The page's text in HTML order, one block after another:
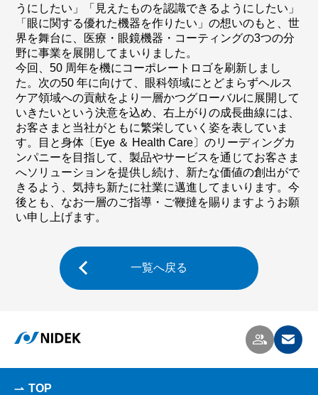
うにしたい」「見えたものを認識できるようにしたい」
「眼に関する優れた機器を作りたい」の想いのもと、世
界を舞台に、医療・眼鏡機器・コーティングの3つの分
野に事業を展開してまいりました。
今回、50 周年を機にコーポレートロゴを刷新しまし
た。次の50 年に向けて、眼科領域にとどまらずヘルス
ケア領域への貢献をより一層かつグローバルに展開して
いきたいという決意を込め、右上がりの成長曲線には、
お客さまと当社がともに繁栄していく姿を表していま
す。目と身体〔Eye ＆ Health Care〕のリーディングカ
ンパニーを目指して、製品やサービスを通じてお客さま
へソリューションを提供し続け、新たな価値の創出がで
きるよう、気持ち新たに社業に邁進してまいります。今
後とも、なお一層のご指導・ご鞭撻を賜りますようお願
い申し上げます。
一覧へ戻る
TOP